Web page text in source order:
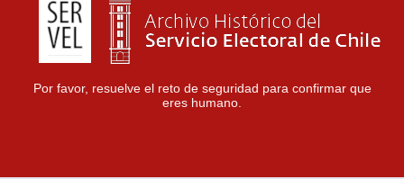
Por favor, resuelve el reto de seguridad para confirmar que
eres humano.